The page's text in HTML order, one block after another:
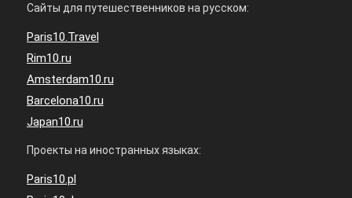
Сайты для путешественников на русском:
Paris10.Travel
Rim10.ru
Amsterdam10.ru
Barcelona10.ru
Japan10.ru
Проекты на иностранных языках:
Paris10.pl